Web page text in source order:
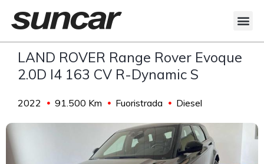
LAND ROVER Range Rover Evoque
2.0D I4 163 CV R-Dynamic S
2022 91.500 Km Fuoristrada Diesel